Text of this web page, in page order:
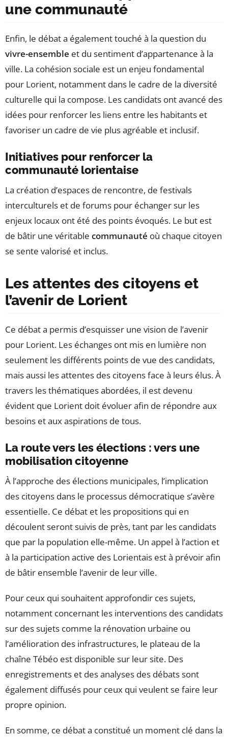
une communauté
Enfin, le débat a également touché à la question du
vivre-ensemble et du sentiment d’appartenance à la
ville. La cohésion sociale est un enjeu fondamental
pour Lorient, notamment dans le cadre de la diversité
culturelle qui la compose. Les candidats ont avancé des
idées pour renforcer les liens entre les habitants et
favoriser un cadre de vie plus agréable et inclusif.
Initiatives pour renforcer la
communauté lorientaise
La création d’espaces de rencontre, de festivals
interculturels et de forums pour échanger sur les
enjeux locaux ont été des points évoqués. Le but est
de bâtir une véritable communauté où chaque citoyen
se sente valorisé et inclus.
Les attentes des citoyens et
l’avenir de Lorient
Ce débat a permis d’esquisser une vision de l’avenir
pour Lorient. Les échanges ont mis en lumière non
seulement les différents points de vue des candidats,
mais aussi les attentes des citoyens face à leurs élus. À
travers les thématiques abordées, il est devenu
évident que Lorient doit évoluer afin de répondre aux
besoins et aux aspirations de tous.
La route vers les élections : vers une
mobilisation citoyenne
À l’approche des élections municipales, l’implication
des citoyens dans le processus démocratique s’avère
essentielle. Ce débat et les propositions qui en
découlent seront suivis de près, tant par les candidats
que par la population elle-même. Un appel à l’action et
à la participation active des Lorientais est à prévoir afin
de bâtir ensemble l’avenir de leur ville.
Pour ceux qui souhaitent approfondir ces sujets,
notamment concernant les interventions des candidats
sur des sujets comme la rénovation urbaine ou
l’amélioration des infrastructures, le plateau de la
chaîne Tébéo est disponible sur leur site. Des
enregistrements et des analyses des débats sont
également diffusés pour ceux qui veulent se faire leur
propre opinion.
En somme, ce débat a constitué un moment clé dans la